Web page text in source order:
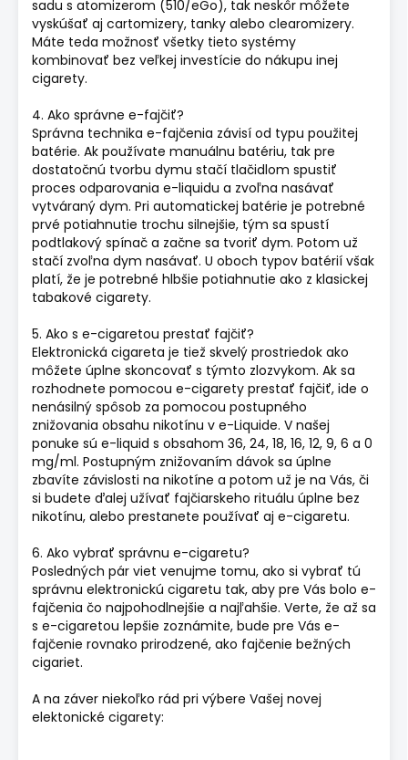
sadu s atomizerom (510/eGo), tak neskôr môžete
vyskúšať aj cartomizery, tanky alebo clearomizery.
Máte teda možnosť všetky tieto systémy
kombinovať bez veľkej investície do nákupu inej
cigarety.
4. Ako správne e-fajčiť?
Správna technika e-fajčenia závisí od typu použitej
batérie. Ak používate manuálnu batériu, tak pre
dostatočnú tvorbu dymu stačí tlačidlom spustiť
proces odparovania e-liquidu a zvoľna nasávať
vytváraný dym. Pri automatickej batérie je potrebné
prvé potiahnutie trochu silnejšie, tým sa spustí
podtlakový spínač a začne sa tvoriť dym. Potom už
stačí zvoľna dym nasávať. U oboch typov batérií však
platí, že je potrebné hlbšie potiahnutie ako z klasickej
tabakové cigarety.
5. Ako s e-cigaretou prestať fajčiť?
Elektronická cigareta je tiež skvelý prostriedok ako
môžete úplne skoncovať s týmto zlozvykom. Ak sa
rozhodnete pomocou e-cigarety prestať fajčiť, ide o
nenásilný spôsob za pomocou postupného
znižovania obsahu nikotínu v e-Liquide. V našej
ponuke sú e-liquid s obsahom 36, 24, 18, 16, 12, 9, 6 a 0
mg/ml. Postupným znižovaním dávok sa úplne
zbavíte závislosti na nikotíne a potom už je na Vás, či
si budete ďalej užívať fajčiarskeho rituálu úplne bez
nikotínu, alebo prestanete používať aj e-cigaretu.
6. Ako vybrať správnu e-cigaretu?
Posledných pár viet venujme tomu, ako si vybrať tú
správnu elektronickú cigaretu tak, aby pre Vás bolo e-
fajčenia čo najpohodlnejšie a najľahšie. Verte, že až sa
s e-cigaretou lepšie zoznámite, bude pre Vás e-
fajčenie rovnako prirodzené, ako fajčenie bežných
cigariet.
A na záver niekoľko rád pri výbere Vašej novej
elektonické cigarety: